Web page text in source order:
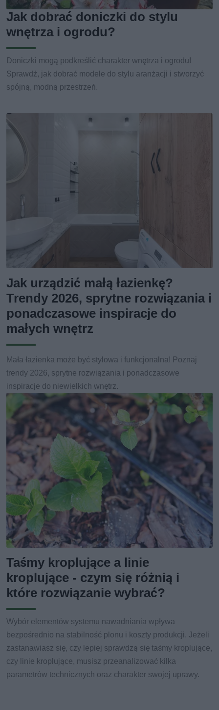
Jak dobrać doniczki do stylu
wnętrza i ogrodu?
Doniczki mogą podkreślić charakter wnętrza i ogrodu!
Sprawdź, jak dobrać modele do stylu aranżacji i stworzyć
spójną, modną przestrzeń.
Jak urządzić małą łazienkę?
Trendy 2026, sprytne rozwiązania i
ponadczasowe inspiracje do
małych wnętrz
Mała łazienka może być stylowa i funkcjonalna! Poznaj
trendy 2026, sprytne rozwiązania i ponadczasowe
inspiracje do niewielkich wnętrz.
Taśmy kroplujące a linie
kroplujące - czym się różnią i
które rozwiązanie wybrać?
Wybór elementów systemu nawadniania wpływa
bezpośrednio na stabilność plonu i koszty produkcji. Jeżeli
zastanawiasz się, czy lepiej sprawdzą się taśmy kroplujące,
czy linie kroplujące, musisz przeanalizować kilka
parametrów technicznych oraz charakter swojej uprawy.